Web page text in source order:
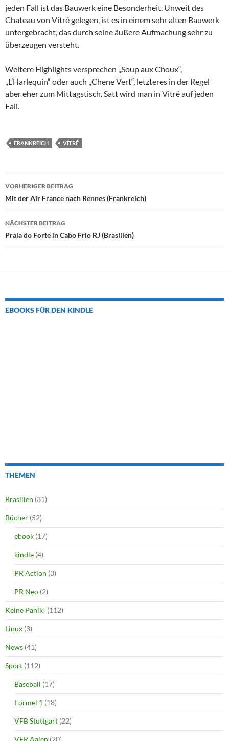
jeden Fall ist das Bauwerk eine Besonderheit. Unweit des
Chateau von Vitré gelegen, ist es in einem sehr alten Bauwerk
untergebracht, das durch seine äußere Aufmachung sehr zu
überzeugen versteht.
Weitere Highlights versprechen „Soup aux Choux“,
„L’Harlequin“ oder auch „Chene Vert“, letzteres in der Regel
aber eher zum Mittagstisch. Satt wird man in Vitré auf jeden
Fall.
FRANKREICH VITRÉ
Beitrags-
Navigation
VORHERIGER BEITRAG
Mit der Air France nach Rennes (Frankreich)
NÄCHSTER BEITRAG
Praia do Forte in Cabo Frio RJ (Brasilien)
EBOOKS FÜR DEN KINDLE
THEMEN
Brasilien (31)
Bücher (52)
ebook (17)
kindle (4)
PR Action (3)
PR Neo (2)
Keine Panik! (112)
Linux (3)
News (41)
Sport (112)
Baseball (17)
Formel 1 (18)
VFB Stuttgart (22)